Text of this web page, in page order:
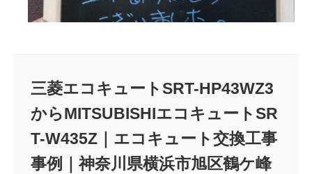
三菱エコキュートSRT-HP43WZ3
からMITSUBISHIエコキュートSR
T-W435Z｜エコキュート交換工事
事例｜神奈川県横浜市旭区鶴ケ峰